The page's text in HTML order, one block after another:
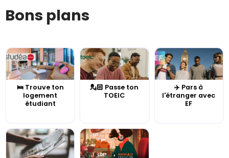
Bons plans
🛌 Trouve ton
logement
étudiant
💂🏻 Passe ton
TOEIC
✈️ Pars à
l'étranger avec
EF